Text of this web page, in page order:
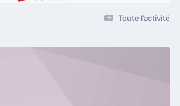
Toute l’activité